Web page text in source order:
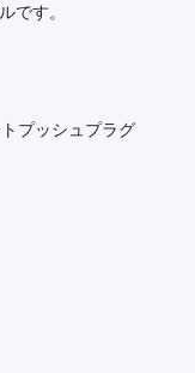
です。
プッシュプラグ